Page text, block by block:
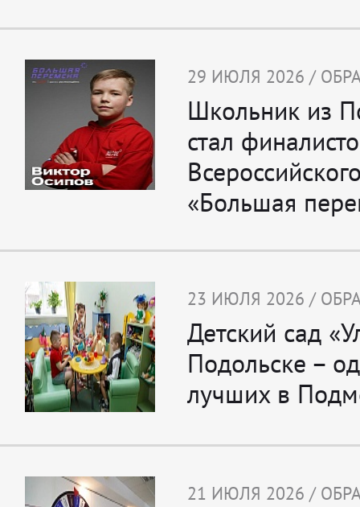
29 ИЮЛЯ 2026 /
Школьник из
стал
«Большая
23 ИЮЛЯ 2026 /
Детский сад
Подольске –
лучших в
21 ИЮЛЯ 2026 /